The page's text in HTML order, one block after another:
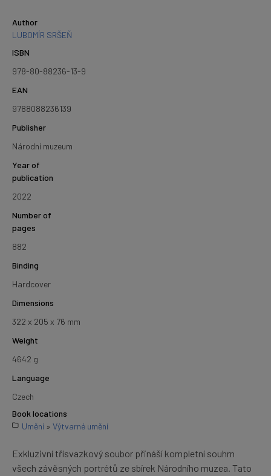
Author
LUBOMÍR SRŠEŇ
ISBN
978-80-88236-13-9
EAN
9788088236139
Publisher
Národní muzeum
Year of
publication
2022
Number of
pages
882
Binding
Hardcover
Dimensions
322 x 205 x 76 mm
Weight
4642 g
Language
Czech
Book locations
Umění » Výtvarné umění
Exkluzivní třísvazkový soubor přináší kompletní souhrn
všech závěsných portrétů ze sbírek Národního muzea. Tato